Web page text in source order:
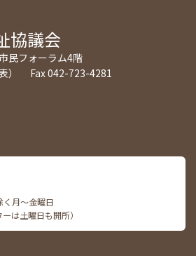
協議会
民フォーラム4階
） Fax 042-723-4281
月～金曜日
は土曜日も開所）